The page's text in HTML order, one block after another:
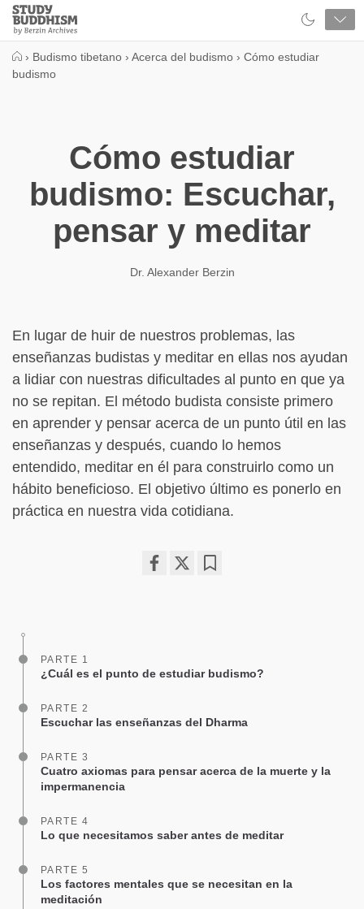
Close
Study
Buddhism
› Budismo tibetano › Acerca del budismo › Cómo estudiar
budismo
Cómo estudiar
budismo: Escuchar,
pensar y meditar
Dr. Alexander Berzin
En lugar de huir de nuestros problemas, las
enseñanzas budistas y meditar en ellas nos ayudan
a lidiar con nuestras dificultades al punto en que ya
no se repitan. El método budista consiste primero
en aprender y pensar acerca de un punto útil en las
enseñanzas y después, cuando lo hemos
entendido, meditar en él para construirlo como un
hábito beneficioso. El objetivo último es ponerlo en
práctica en nuestra vida cotidiana.
PARTE 1
¿Cuál es el punto de estudiar budismo?
PARTE 2
Escuchar las enseñanzas del Dharma
PARTE 3
Cuatro axiomas para pensar acerca de la muerte y la
impermanencia
PARTE 4
Lo que necesitamos saber antes de meditar
PARTE 5
Los factores mentales que se necesitan en la
meditación